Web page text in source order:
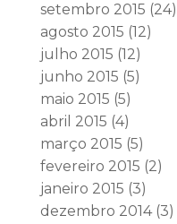
setembro 2015 (24)
agosto 2015 (12)
julho 2015 (12)
junho 2015 (5)
maio 2015 (5)
abril 2015 (4)
março 2015 (5)
fevereiro 2015 (2)
janeiro 2015 (3)
dezembro 2014(3)